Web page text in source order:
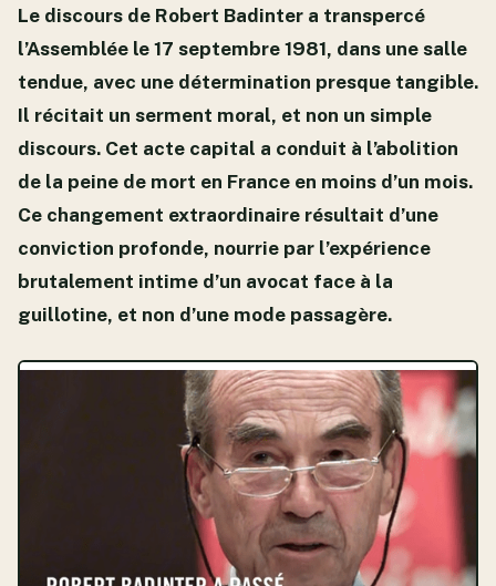
Le discours de Robert Badinter a transpercé
l’Assemblée le 17 septembre 1981, dans une salle
tendue, avec une détermination presque tangible.
Il récitait un serment moral, et non un simple
discours. Cet acte capital a conduit à l’abolition
de la peine de mort en France en moins d’un mois.
Ce changement extraordinaire résultait d’une
conviction profonde, nourrie par l’expérience
brutalement intime d’un avocat face à la
guillotine, et non d’une mode passagère.